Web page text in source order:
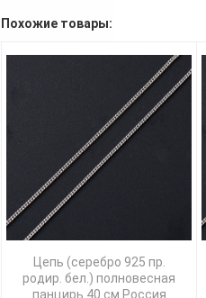
Похожие товары:
Цепь (серебро 925 пр.
родир. бел.) полновесная
панцирь 40 см Россия